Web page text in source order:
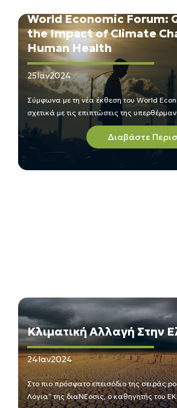
World Economic Forum:
the Impact of Climate
Human Health
Ιαν
25 2024
Σύμφωνα με τη νέα έκθεση του World
σχετικά με τις επιπτώσεις της
στην υγεία, μέχρι το 2050, η κλιματική
να προκαλέσει επιπλέον 14,5
τρισεκατομμύρια δολάρια σε
Διαβάστε
Κλιματική Αλλαγή Στην
Ιαν
24 2024
Στο πιο πρόσφατο επεισόδιο της σειράς
Λόγια” της διαΝΕοσις, ο καθηγητής του ΕΚΠΑ Κωνσταντίνος